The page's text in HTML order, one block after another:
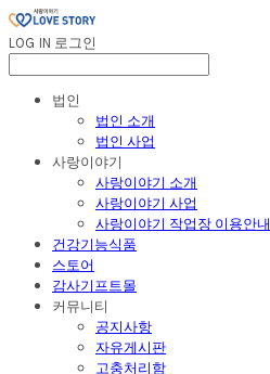
LOG IN 로그인
법인
법인 소개
법인 사업
사랑이야기
사랑이야기 소개
사랑이야기 사업
사랑이야기 작업장 이용안내
건강기능식품
스토어
감사기프트몰
커뮤니티
공지사항
자유게시판
고충처리함